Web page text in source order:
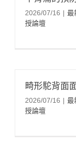
2026/07/16 | 最
授論壇
畸形駝背面
2026/07/16 | 最
授論壇